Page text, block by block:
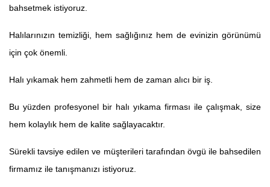
bahsetmek istiyoruz.
Halılarınızın temizliği, hem sağlığınız hem de evinizin görünümü
için çok önemli.
Halı yıkamak hem zahmetli hem de zaman alıcı bir iş.
Bu yüzden profesyonel bir halı yıkama firması ile çalışmak, size
hem kolaylık hem de kalite sağlayacaktır.
Sürekli tavsiye edilen ve müşterileri tarafından övgü ile bahsedilen
firmamız ile tanışmanızı istiyoruz.